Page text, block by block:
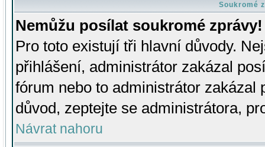
Soukromé
Nemůžu posílat soukromé zprávy!
Pro toto existují tři hlavní důvody.
přihlášení, administrátor zakázal
fórum nebo to administrátor zakázal
důvod, zeptejte se administrátora,
Návrat nahoru